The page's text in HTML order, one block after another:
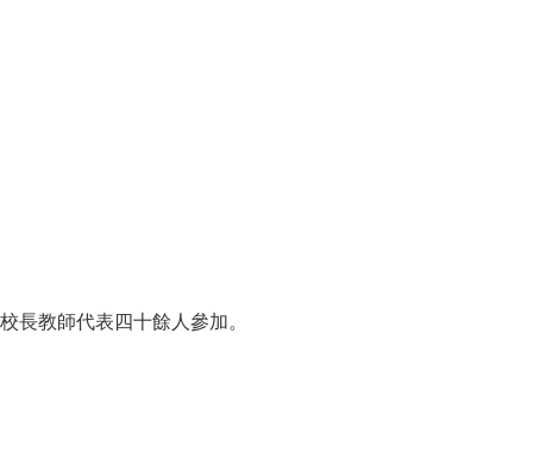
長教師代表四十餘人參加。